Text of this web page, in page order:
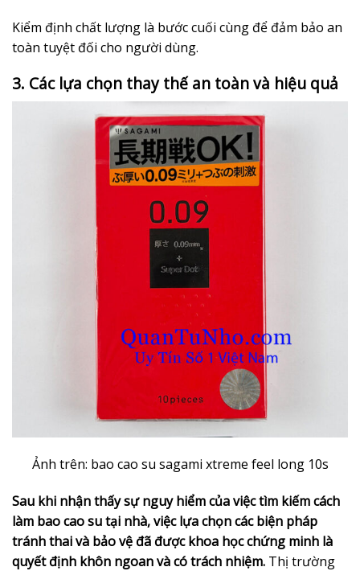
Kiểm định chất lượng là bước cuối cùng để đảm bảo an
toàn tuyệt đối cho người dùng.
3. Các lựa chọn thay thế an toàn và hiệu quả
Ảnh trên: bao cao su sagami xtreme feel long 10s
Sau khi nhận thấy sự nguy hiểm của việc tìm kiếm cách
làm bao cao su tại nhà, việc lựa chọn các biện pháp
tránh thai và bảo vệ đã được khoa học chứng minh là
quyết định khôn ngoan và có trách nhiệm. Thị trường